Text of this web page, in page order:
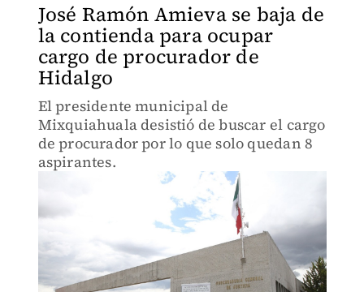
José Ramón Amieva se baja de
la contienda para ocupar
cargo de procurador de
Hidalgo
El presidente municipal de
Mixquiahuala desistió de buscar el cargo
de procurador por lo que solo quedan 8
aspirantes.